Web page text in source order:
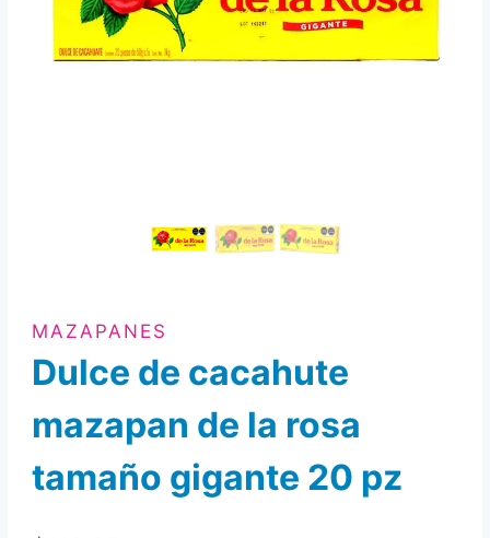
MAZAPANES
Dulce de cacahute
mazapan de la rosa
tamaño gigante 20 pz